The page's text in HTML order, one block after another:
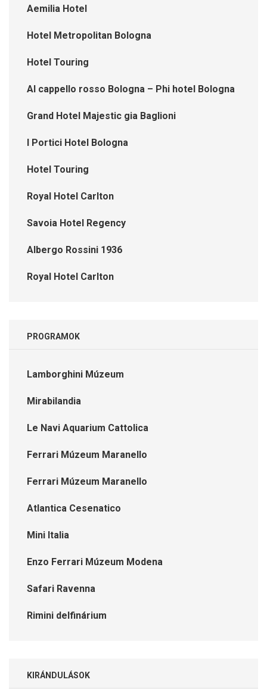
Aemilia Hotel
Hotel Metropolitan Bologna
Hotel Touring
Al cappello rosso Bologna – Phi hotel Bologna
Grand Hotel Majestic gia Baglioni
I Portici Hotel Bologna
Hotel Touring
Royal Hotel Carlton
Savoia Hotel Regency
Albergo Rossini 1936
Royal Hotel Carlton
PROGRAMOK
Lamborghini Múzeum
Mirabilandia
Le Navi Aquarium Cattolica
Ferrari Múzeum Maranello
Ferrari Múzeum Maranello
Atlantica Cesenatico
Mini Italia
Enzo Ferrari Múzeum Modena
Safari Ravenna
Rimini delfinárium
KIRÁNDULÁSOK